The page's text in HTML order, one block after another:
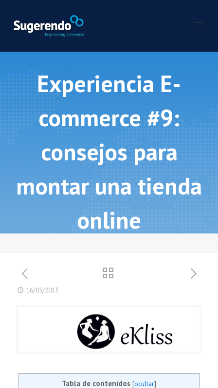
Experiencia E-
commerce #9:
consejos para
montar una tienda
online
16/05/2013
Tabla de contenidos [ocultar]